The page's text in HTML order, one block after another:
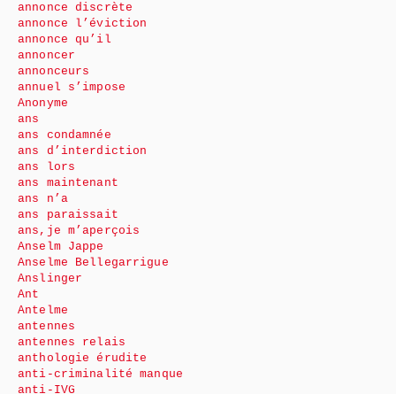
annonce discrète
annonce l’éviction
annonce qu’il
annoncer
annonceurs
annuel s’impose
Anonyme
ans
ans condamnée
ans d’interdiction
ans lors
ans maintenant
ans n’a
ans paraissait
ans,je m’aperçois
Anselm Jappe
Anselme Bellegarrigue
Anslinger
Ant
Antelme
antennes
antennes relais
anthologie érudite
anti-criminalité manque
anti-IVG